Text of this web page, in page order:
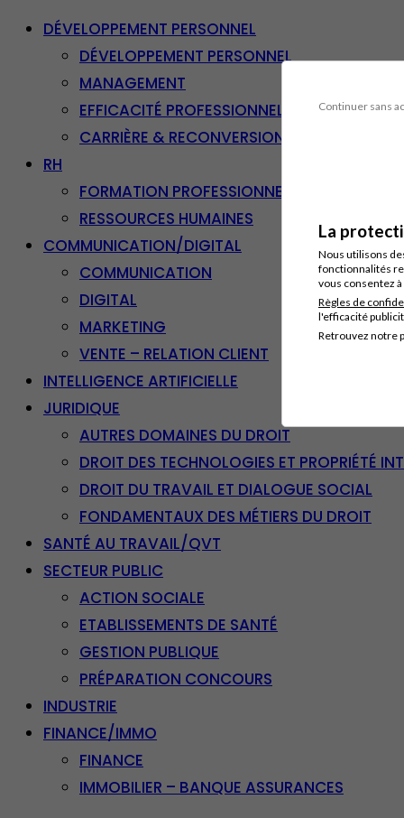
Continuer sans
La
Nous utilisons
fonctionnalités
vous consentez
Règles de
l'efficacité
Retrouvez notre
DÉVELOPPEMENT PERSONNEL
DÉVELOPPEMENT PERSONNEL
MANAGEMENT
EFFICACITÉ PROFESSIONNELLE
CARRIÈRE & RECONVERSION
RH
FORMATION PROFESSIONNELLE
RESSOURCES HUMAINES
COMMUNICATION/DIGITAL
COMMUNICATION
DIGITAL
MARKETING
VENTE – RELATION CLIENT
INTELLIGENCE ARTIFICIELLE
JURIDIQUE
AUTRES DOMAINES DU DROIT
DROIT DES TECHNOLOGIES ET PROPRIÉTÉ
DROIT DU TRAVAIL ET DIALOGUE SOCIAL
FONDAMENTAUX DES MÉTIERS DU DROIT
SANTÉ AU TRAVAIL/QVT
SECTEUR PUBLIC
ACTION SOCIALE
ETABLISSEMENTS DE SANTÉ
GESTION PUBLIQUE
PRÉPARATION CONCOURS
INDUSTRIE
FINANCE/IMMO
FINANCE
IMMOBILIER – BANQUE ASSURANCES